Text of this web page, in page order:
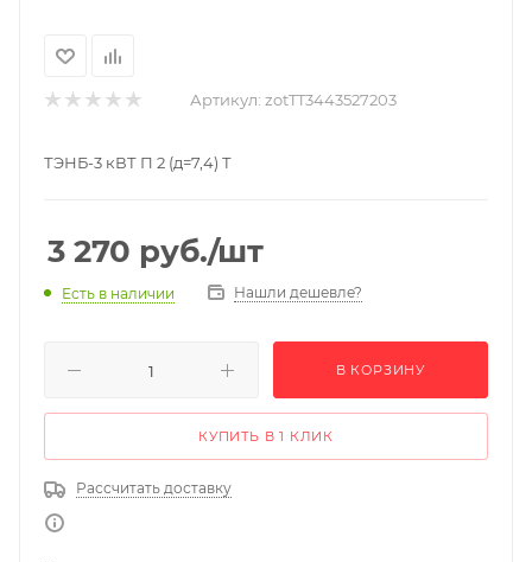
Артикул: zotTT3443527203
ТЭНБ-3 кВТ П 2 (д=7,4) Т
3 270 руб./шт
Есть в наличии Нашли дешевле?
В КОРЗИНУ
КУПИТЬ В 1 КЛИК
Рассчитать доставку